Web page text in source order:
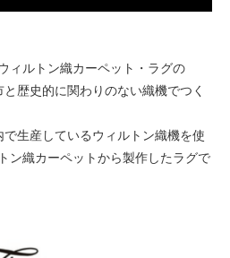
ィルトン織カーペット・ラグの
歴史的に関わりのない織機でつく
生産しているウィルトン織機を使
ン織カーペットから製作したラグで